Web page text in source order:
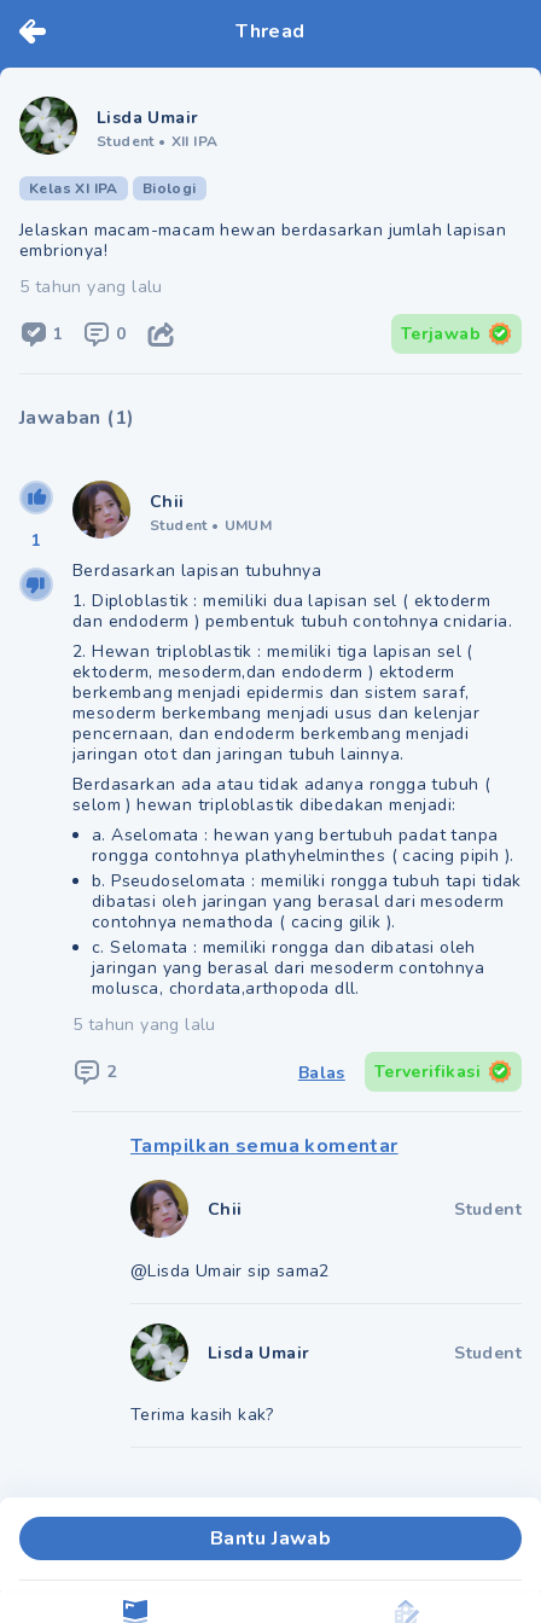
Thread
Lisda Umair
Student • XII IPA
Kelas XI IPA Biologi
Jelaskan macam-macam hewan berdasarkan jumlah lapisan
embrionya!
5 tahun yang lalu
1 0 Terjawab
Jawaban (1)
1
Chii
Student • UMUM
Berdasarkan lapisan tubuhnya
1. Diploblastik : memiliki dua lapisan sel ( ektoderm
dan endoderm ) pembentuk tubuh contohnya cnidaria.
2. Hewan triploblastik : memiliki tiga lapisan sel (
ektoderm, mesoderm,dan endoderm ) ektoderm
berkembang menjadi epidermis dan sistem saraf,
mesoderm berkembang menjadi usus dan kelenjar
pencernaan, dan endoderm berkembang menjadi
jaringan otot dan jaringan tubuh lainnya.
Berdasarkan ada atau tidak adanya rongga tubuh (
selom ) hewan triploblastik dibedakan menjadi:
a. Aselomata : hewan yang bertubuh padat tanpa
rongga contohnya plathyhelminthes ( cacing pipih ).
b. Pseudoselomata : memiliki rongga tubuh tapi tidak
dibatasi oleh jaringan yang berasal dari mesoderm
contohnya nemathoda ( cacing gilik ).
c. Selomata : memiliki rongga dan dibatasi oleh
jaringan yang berasal dari mesoderm contohnya
molusca, chordata,arthopoda dll.
5 tahun yang lalu
2 Balas Terverifikasi
Tampilkan semua komentar
Chii Student
@Lisda Umair sip sama2
Lisda Umair Student
Terima kasih kak?
Bantu Jawab